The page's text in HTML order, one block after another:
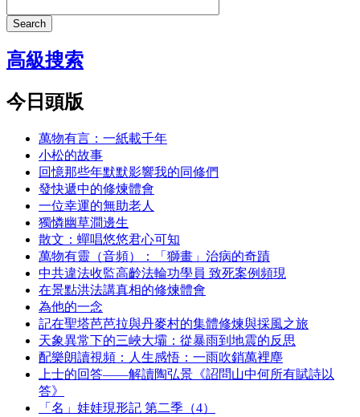
Search
高級搜索
今日頭版
萬物有言：一紙載千年
小松的故事
回憶那些年默默影響我的同修們
發快遞中的修煉體會
一位幸運的無助老人
獨憐幽草澗邊生
散文：蟬唱悠悠君心可知
萬物有靈（音頻）：「獅畫」治病的奇蹟
中共違法收監高齡法輪功學員 致死案例頻現
在景點洪法講真相的修煉體會
為他的一念
記在聖塔芭芭拉與丹麥村的集體修煉與採風之旅
天象異常下的三峽大壩：從暴雨到地震的反思
配樂朗讀視頻：人生感悟：一雨吹銷萬裡塵
上士的回答——解讀陶弘景《詔問山中何所有賦詩以
答》
「名」娃娃現形記 第二季（4）